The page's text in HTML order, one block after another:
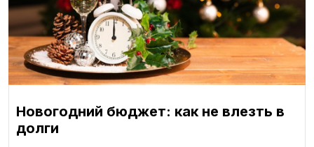
Новогодний бюджет: как не влезть в
долги